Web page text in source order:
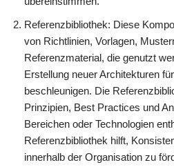
Referenzbibliothek: Diese
von Richtlinien, Vorlagen,
Referenzmaterial, die genutzt
Erstellung neuer Architekturen
beschleunigen. Die
Prinzipien, Best Practices und
Bereichen oder Technologien
Referenzbibliothek hilft,
innerhalb der Organisation zu